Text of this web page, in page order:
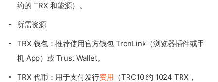
约的 TRX 和能源）。
所需资源
TRX 钱包：推荐使用官方钱包 TronLink（浏览器插件或手
机 App）或 Trust Wallet。
TRX 代币：用于支付发行费用 （TRC10 约 1024 TRX，